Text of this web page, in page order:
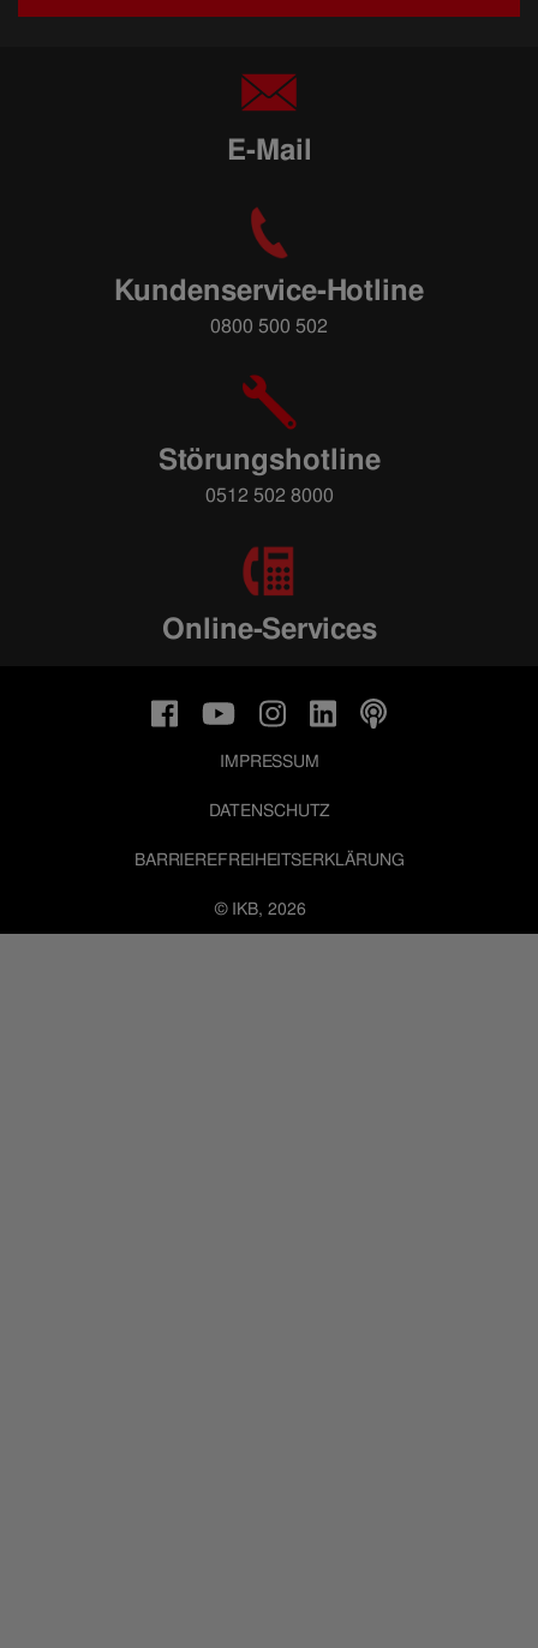
E-Mail
Kundenservice-Hotline
0800 500 502
Störungshotline
0512 502 8000
Online-Services
© IKB, 2026
IMPRESSUM
DATENSCHUTZ
BARRIEREFREIHEITSERKLÄRUNG